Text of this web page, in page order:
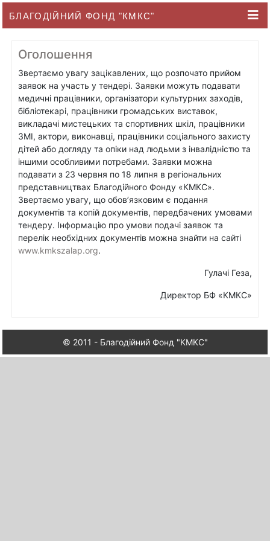
БЛАГОДІЙНИЙ ФОНД "КМКС"
Оголошення
Звертаємо увагу зацікавлених, що розпочато прийом
заявок на участь у тендері. Заявки можуть подавати
медичні працівники, організатори культурних заходів,
бібліотекарі, працівники громадських виставок,
викладачі мистецьких та спортивних шкіл, працівники
ЗМІ, актори, виконавці, працівники соціального захисту
дітей або догляду та опіки над людьми з інвалідністю та
іншими особливими потребами. Заявки можна
подавати з 23 червня по 18 липня в регіональних
представництвах Благодійного Фонду «КМКС».
Звертаємо увагу, що обов’язковим є подання
документів та копій документів, передбачених умовами
тендеру. Інформацію про умови подачі заявок та
перелік необхідних документів можна знайти на сайті
www.kmkszalap.org.
Гулачі Геза,
Директор БФ «КМКС»
© 2011 - Благодійний Фонд "КМКС"